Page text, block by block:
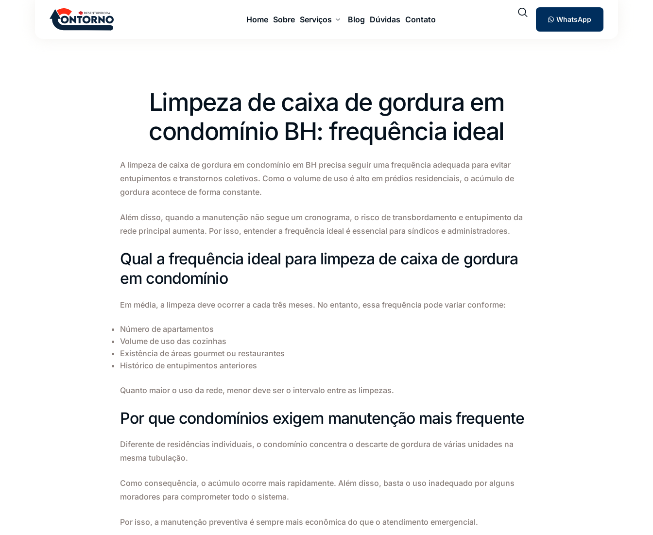
Home Sobre Serviços Blog Dúvidas Contato WhatsApp
Limpeza de caixa de gordura em
condomínio BH: frequência ideal
A limpeza de caixa de gordura em condomínio em BH precisa seguir uma frequência adequada para evitar
entupimentos e transtornos coletivos. Como o volume de uso é alto em prédios residenciais, o acúmulo de
gordura acontece de forma constante.
Além disso, quando a manutenção não segue um cronograma, o risco de transbordamento e entupimento da
rede principal aumenta. Por isso, entender a frequência ideal é essencial para síndicos e administradores.
Qual a frequência ideal para limpeza de caixa de gordura
em condomínio
Em média, a limpeza deve ocorrer a cada três meses. No entanto, essa frequência pode variar conforme:
Número de apartamentos
Volume de uso das cozinhas
Existência de áreas gourmet ou restaurantes
Histórico de entupimentos anteriores
Quanto maior o uso da rede, menor deve ser o intervalo entre as limpezas.
Por que condomínios exigem manutenção mais frequente
Diferente de residências individuais, o condomínio concentra o descarte de gordura de várias unidades na
mesma tubulação.
Como consequência, o acúmulo ocorre mais rapidamente. Além disso, basta o uso inadequado por alguns
moradores para comprometer todo o sistema.
Por isso, a manutenção preventiva é sempre mais econômica do que o atendimento emergencial.